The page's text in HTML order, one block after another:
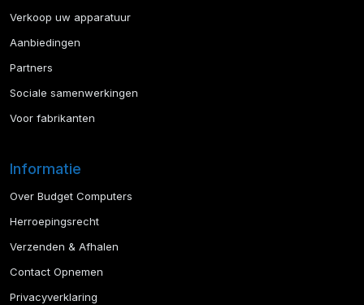
Verkoop uw apparatuur
Aanbiedingen
Partners
Sociale samenwerkingen
Voor fabrikanten
Informatie
Over Budget Computers
Herroepingsrecht
Verzenden & Afhalen
Contact Opnemen
Privacyverklaring